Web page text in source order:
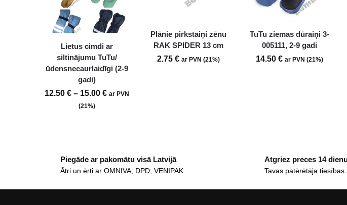
Lietus cimdi ar
siltinājumu TuTu/
ūdensnecaurlaidīgi (2-9
gadi)
12.50€ – 15.00€ ar PVN
(21%)
Plānie pirkstaiņi zēnu
RAK SPIDER 13 cm
2.75 € ar PVN (21%)
TuTu ziemas dūraiņi 3-
005111, 2-9 gadi
14.50 € ar PVN (21%)
Piegāde ar pakomātu visā Latvijā
Ātri un ērti ar OMNIVA; DPD; VENIPAK
Atgriez preces 14
Tavas patērētāja tiesības